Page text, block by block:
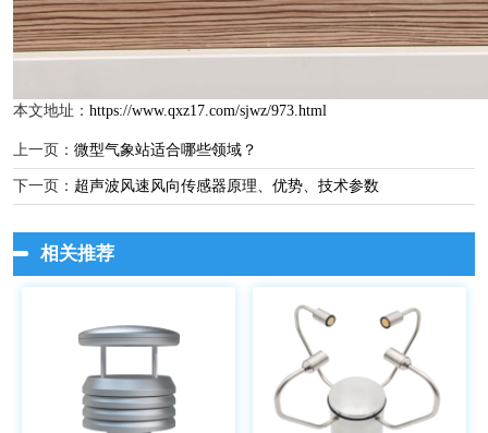
本文地址： https://www.qxz17.com/sjwz/973.html
上一页： 微型气象站适合哪些领域？
下一页： 超声波风速风向传感器原理、优势、技术参数
相关推荐